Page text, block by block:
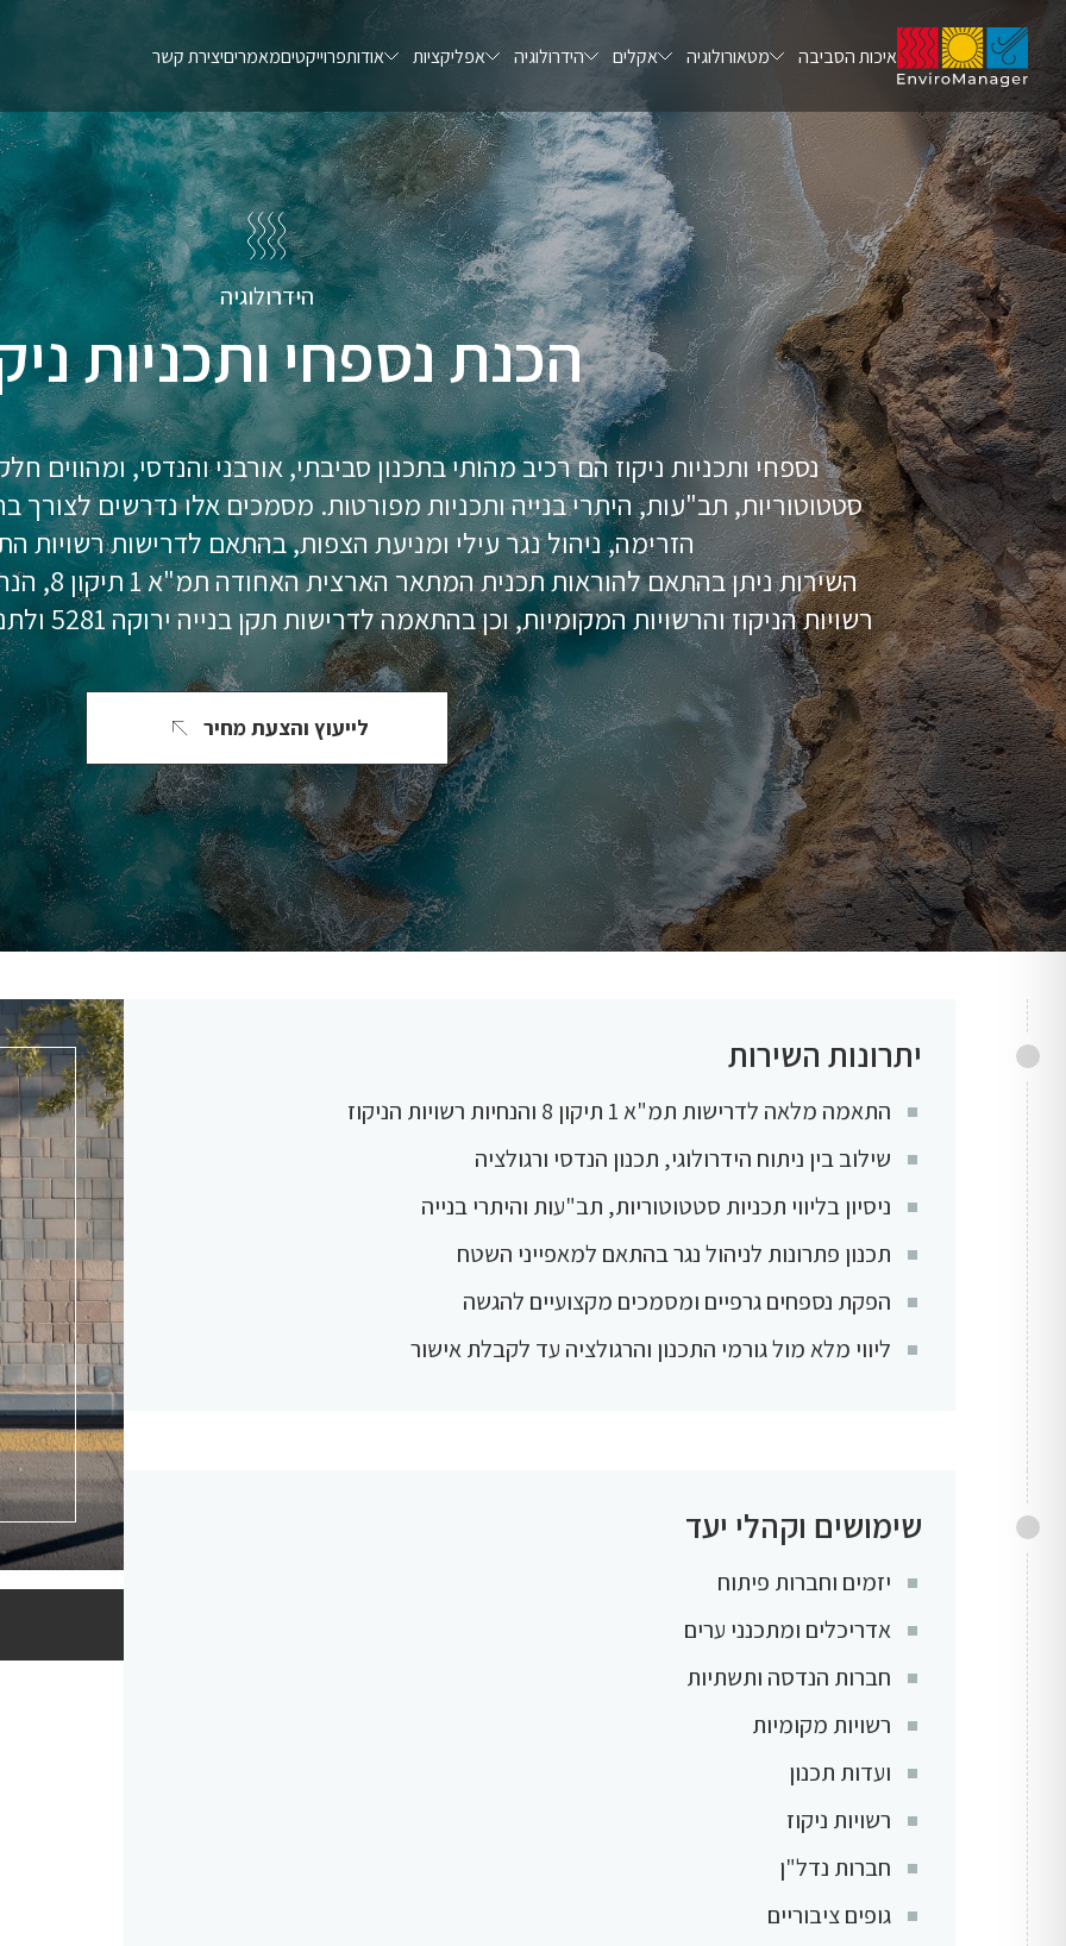
איכות הסביבה מטאורולוגיה אקלים הידרולוגיה אפליקציות אודותפרוייקטיםמאמריםיצירת קשר
הידרולוגיה
הכנת נספחי ותכניות
נספחי ותכניות ניקוז הם רכיב מהותי בתכנון סביבתי, אורבני והנדסי, ומהווים
סטטוטוריות, תב"עות, היתרי בנייה ותכניות מפורטות. מסמכים אלו נדרשים
הזרימה, ניהול נגר עילי ומניעת הצפות, בהתאם לדרישות רשויות
השירות
רשויות הניקוז והרשויות המקומיות, וכן בהתאמה לדרישות תקן בנייה ירוקה 5281 ולתנאים ייחודיים לאזורי תכנון שונים.
לייעוץ והצעת מחיר
יתרונות השירות
התאמה מלאה לדרישות תמ"א 1 תיקון 8 והנחיות רשויות הניקוז
שילוב בין ניתוח הידרולוגי, תכנון הנדסי ורגולציה
ניסיון בליווי תכניות סטטוטוריות, תב"עות והיתרי בנייה
תכנון פתרונות לניהול נגר בהתאם למאפייני השטח
הפקת נספחים גרפיים ומסמכים מקצועיים להגשה
ליווי מלא מול גורמי התכנון והרגולציה עד לקבלת אישור
שימושים וקהלי יעד
יזמים וחברות פיתוח
אדריכלים ומתכנני ערים
חברות הנדסה ותשתיות
רשויות מקומיות
ועדות תכנון
רשויות ניקוז
חברות נדל"ן
גופים ציבוריים